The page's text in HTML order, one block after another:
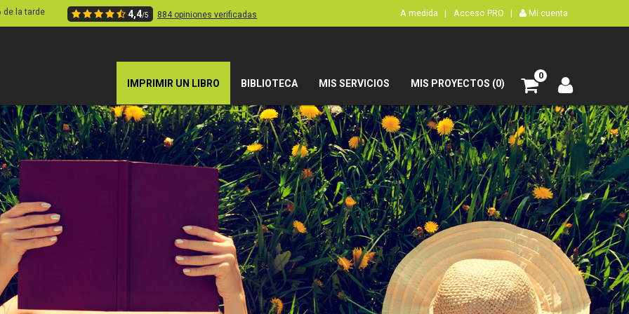
de la tarde 4,4/5 884 opiniones verificadas A medida | Acceso PRO | Mi cuenta
IMPRIMIR UN LIBRO BIBLIOTECA MIS SERVICIOS MIS PROYECTOS (0)
0